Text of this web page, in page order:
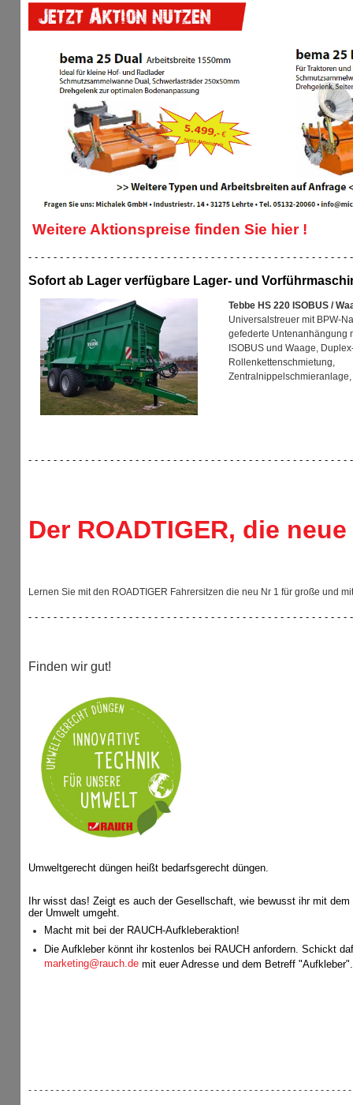
Weitere Aktionspreise finden Sie hier !
- - - - - - - - - - - - - - - - - - - - - - - - - - - - - - - - - - - - - - - - - - - - - - - - - -
Sofort ab Lager verfügbare Lager- und
Tebbe HS 220 ISOBUS /
Universalstreuer mit BPW-
gefederte Untenanhängung
ISOBUS und Waage,
Rollenkettenschmietung,
- - - - - - - - - - - - - - - - - - - - - - - - - - - - - - - - - - - - - - - - - - - - - - - - - -
Der ROADTIGER, die
Lernen Sie mit den ROADTIGER Fahrersitzen die neu Nr 1 für große und
- - - - - - - - - - - - - - - - - - - - - - - - - - - - - - - - - - - - - - - - - - - - - - - - - -
Finden wir gut!
Umweltgerecht düngen heißt bedarfsgerecht düngen.
Ihr wisst das! Zeigt es auch der Gesellschaft, wie bewusst ihr mit dem
der Umwelt umgeht.
Macht mit bei der RAUCH-Aufkleberaktion!
Die Aufkleber könnt ihr kostenlos bei RAUCH anfordern. Schickt
marketing@rauch.de mit euer Adresse und dem Betreff "Aufkleber".
- - - - - - - - - - - - - - - - - - - - - - - - - - - - - - - - - - - - - - - - - - - - - - - - - - - - - - - - - -